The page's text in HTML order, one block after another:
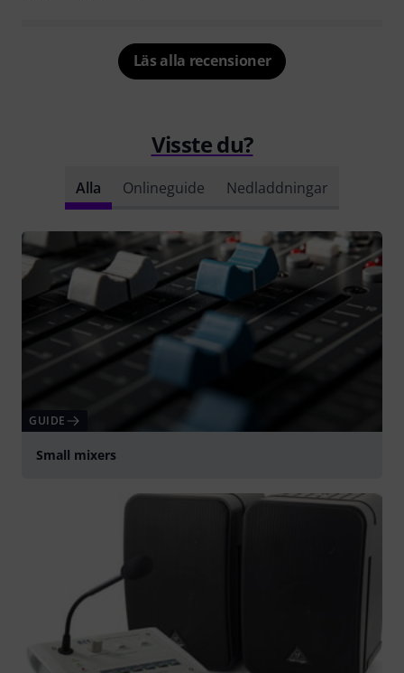
Läs alla recensioner
Visste du?
Alla Onlineguide Nedladdningar
GUIDE
Small mixers